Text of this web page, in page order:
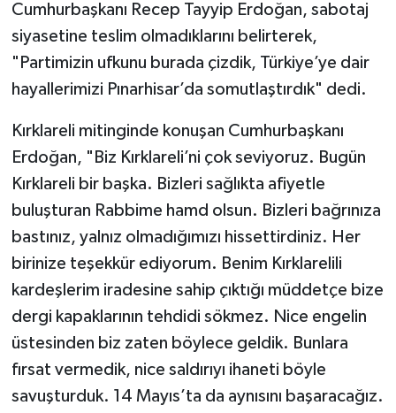
Cumhurbaşkanı Recep Tayyip Erdoğan, sabotaj
siyasetine teslim olmadıklarını belirterek,
"Partimizin ufkunu burada çizdik, Türkiye’ye dair
hayallerimizi Pınarhisar’da somutlaştırdık" dedi.
Kırklareli mitinginde konuşan Cumhurbaşkanı
Erdoğan, "Biz Kırklareli’ni çok seviyoruz. Bugün
Kırklareli bir başka. Bizleri sağlıkta afiyetle
buluşturan Rabbime hamd olsun. Bizleri bağrınıza
bastınız, yalnız olmadığımızı hissettirdiniz. Her
birinize teşekkür ediyorum. Benim Kırklarelili
kardeşlerim iradesine sahip çıktığı müddetçe bize
dergi kapaklarının tehdidi sökmez. Nice engelin
üstesinden biz zaten böylece geldik. Bunlara
fırsat vermedik, nice saldırıyı ihaneti böyle
savuşturduk. 14 Mayıs’ta da aynısını başaracağız.